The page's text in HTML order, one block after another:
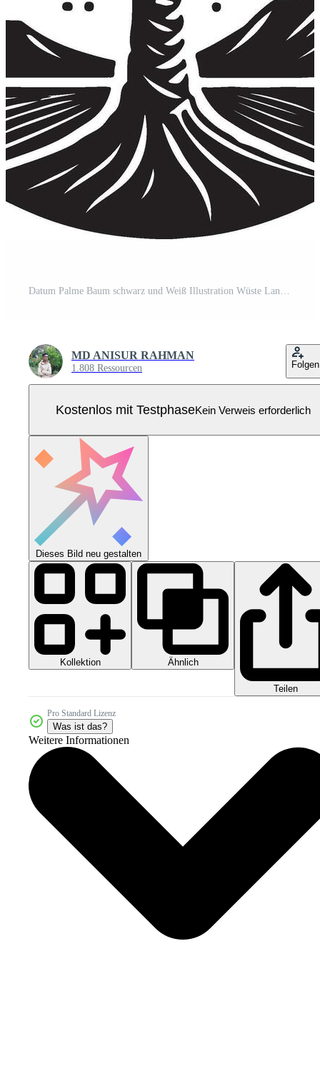
Datum Palme Baum schwarz und Weiß Illustration Wüste Landschaft Pro Vektor
MD ANISUR RAHMAN
1.808 Ressourcen Folgen
Kostenlos mit TestphaseKein Verweis erforderlich
Dieses Bild neu gestalten
Kollektion Ähnlich
Teilen
Pro Standard Lizenz
Was ist das?
Weitere Informationen